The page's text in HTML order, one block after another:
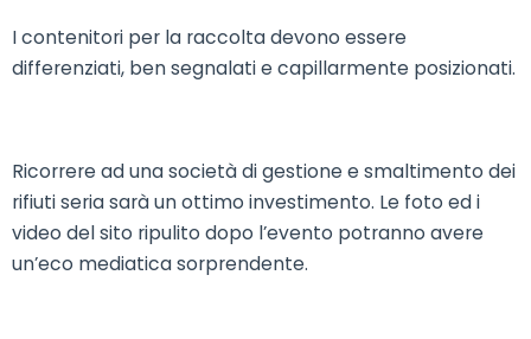
I contenitori per la raccolta devono essere
differenziati, ben segnalati e capillarmente posizionati.
Ricorrere ad una società di gestione e smaltimento dei
rifiuti seria sarà un ottimo investimento. Le foto ed i
video del sito ripulito dopo l’evento potranno avere
un’eco mediatica sorprendente.